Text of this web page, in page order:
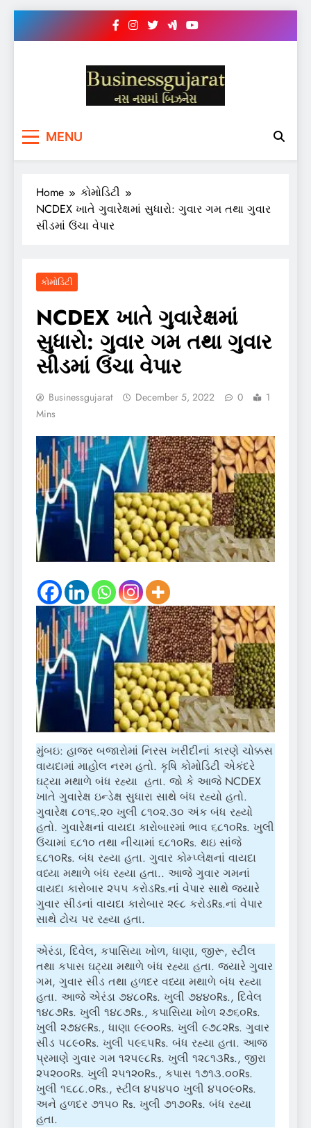
BUSINESS GUJARAT
MENU
Home
કોમોડિટી
NCDEX ખાતે ગુવારેક્ષમાં સુધારો: ગુવાર ગમ તથા ગુવાર
સીડમાં ઉંચા વેપાર
કોમોડિટી
NCDEX ખાતે ગુવારેક્ષમાં
સુધારો: ગુવાર ગમ તથા ગુવાર
સીડમાં ઉંચા વેપાર
Businessgujarat December 5, 2022 0
1
Mins
મુંબઇ: હાજર બજારોમાં નિરસ ખરીદીનાં કારણે ચોક્કસ
વાયદામાં માહોલ નરમ હતો. કૄષિ કોમોડિટી એકંદરે
ઘટ્યા મથાળે બંધ રહ્યા હતા. જો કે આજે NCDEX
ખાતે ગુવારેક્ષ ઇન્ડેક્ષ સુધારા સાથે બંધ રહ્યો હતો.
ગુવારેક્ષ ૮૦૧૬.૨૦ ખુલી ૮૧૦૨.૩૦ અંક બંધ રહ્યો
હતો. ગુવારેક્ષનાં વાયદા કારોબારમાં ભાવ ૬૮૧૦Rs. ખુલી
ઉંચામાં ૬૮૧૦ તથા નીચામાં ૬૮૧૦Rs. થઇ સાંજે
૬૮૧૦Rs. બંધ રહ્યા હતા. ગુવાર કોમ્પ્લેક્ષનાં વાયદા
વધ્યા મથાળે બંધ રહ્યા હતા.. આજે ગુવાર ગમનાં
વાયદા કારોબાર ૨૫૫ કરોડRs.નાં વેપાર સાથે જ્યારે
ગુવાર સીડનાં વાયદા કારોબાર ૨૯૮ કરોડRs.નાં વેપાર
સાથે ટોચ પર રહ્યા હતા.
એરંડા, દિવેલ, કપાસિયા ખોળ, ધાણા, જીરૂ, સ્ટીલ
તથા કપાસ ઘટ્યા મથાળે બંધ રહ્યા હતા. જયારે ગુવાર
ગમ, ગુવાર સીડ તથા હળદર વધ્યા મથાળે બંધ રહ્યા
હતા. આજે એરંડા ૭૪૮૦Rs. ખુલી ૭૪૪૦Rs., દિવેલ
૧૪૮૭Rs. ખુલી ૧૪૮૭Rs., કપાસિયા ખોળ ૨૭૬૦Rs.
ખુલી ૨૭૪૯Rs., ધાણા ૯૯૦૦Rs. ખુલી ૯૭૮૨Rs. ગુવાર
સીડ ૫૮૯૦Rs. ખુલી ૫૯૬૫Rs. બંધ રહ્યા હતા. આજ
પ્રમાણે ગુવાર ગમ ૧૨૫૯૮Rs. ખુલી ૧૨૮૧૩Rs., જીરા
૨૫૨૦૦Rs. ખુલી ૨૫૧૨૦Rs., કપાસ ૧૭૧૩.૦૦Rs.
ખુલી ૧૬૮૮.૦Rs., સ્ટીલ ૪૫૪૫૦ ખુલી ૪૫૦૯૦Rs.
અને હળદર ૭૧૫૦ Rs. ખુલી ૭૧૭૦Rs. બંધ રહ્યા
હતા.